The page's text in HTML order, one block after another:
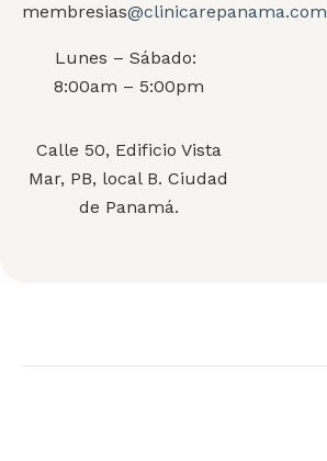
membresias@clinicarepanama.com
Lunes – Sábado:
8:00am – 5:00pm
Calle 50, Edificio Vista
Mar, PB, local B. Ciudad
de Panamá.